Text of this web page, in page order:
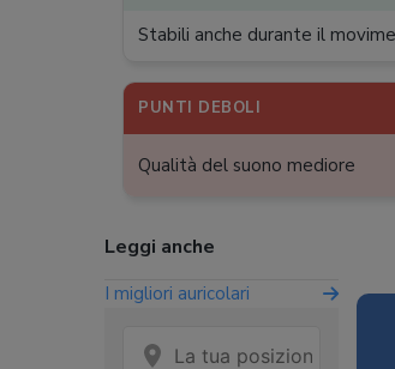
Stabili anche durante il
PUNTI DEBOLI
Qualità del suono mediore
Leggi anche
I migliori auricolari